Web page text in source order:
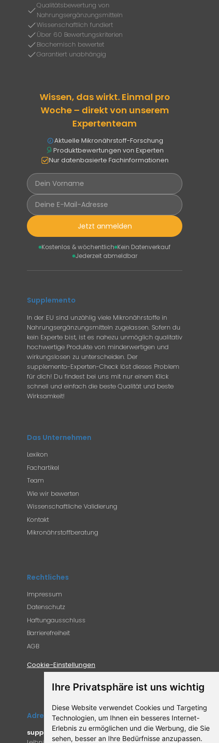
Ihre Privatsphäre ist uns wichtig
Diese Website verwendet Cookies und Targeting
Technologien, um Ihnen ein besseres Internet-
Erlebnis zu ermöglichen und die Werbung, die Sie
sehen, besser an Ihre Bedürfnisse anzupassen.
Qualitätsbewertung von
Nahrungsergänzungsmitteln
Wissenschaftlich fundiert
Über 60 Bewertungskriterien
Biochemisch bewertet
Garantiert unabhängig
Wissen, das wirkt. Einmal pro
Woche – direkt von unserem
Expertenteam
Aktuelle Mikronährstoff-Forschung
Produktbewertungen von Experten
Nur datenbasierte Fachinformationen
Jetzt anmelden
Kostenlos & wöchentlich Kein Datenverkauf
Jederzeit abmeldbar
Supplemento
In der EU sind unzählig viele Mikronährstoffe in
Nahrungsergänzungsmitteln zugelassen. Sofern du
kein Experte bist, ist es nahezu unmöglich qualitativ
hochwertige Produkte von minderwertigen und
wirkungslosen zu unterscheiden. Der
supplemento-Experten-Check löst dieses Problem
für dich! Du findest bei uns mit nur einem Klick
schnell und einfach die beste Qualität und beste
Wirksamkeit!
Das Unternehmen
Lexikon
Fachartikel
Team
Wie wir bewerten
Wissenschaftliche Validierung
Kontakt
Mikronährstoffberatung
Rechtliches
Impressum
Datenschutz
Haftungausschluss
Barrierefreiheit
AGB
Cookie-Einstellungen
Adresse
supplemento.de